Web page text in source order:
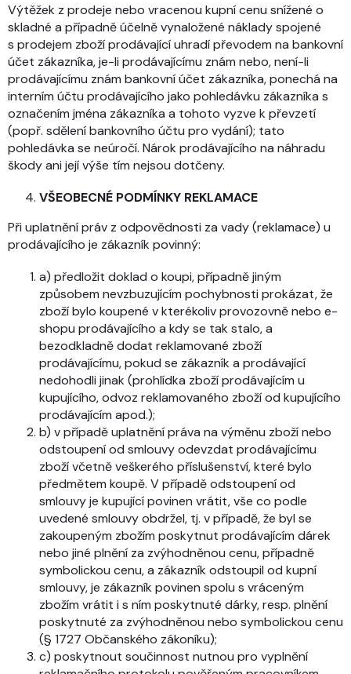
Výtěžek z prodeje nebo vracenou kupní cenu snížené o
skladné a případně účelně vynaložené náklady spojené
s prodejem zboží prodávající uhradí převodem na bankovní
účet zákazníka, je-li prodávajícímu znám nebo, není-li
prodávajícímu znám bankovní účet zákazníka, ponechá na
interním účtu prodávajícího jako pohledávku zákazníka s
označením jména zákazníka a tohoto vyzve k převzetí
(popř. sdělení bankovního účtu pro vydání); tato
pohledávka se neúročí. Nárok prodávajícího na náhradu
škody ani její výše tím nejsou dotčeny.
VŠEOBECNÉ PODMÍNKY REKLAMACE
Při uplatnění práv z odpovědnosti za vady (reklamace) u
prodávajícího je zákazník povinný:
a) předložit doklad o koupi, případně jiným
způsobem nevzbuzujícím pochybnosti prokázat, že
zboží bylo koupené v kterékoliv provozovně nebo e-
shopu prodávajícího a kdy se tak stalo, a
bezodkladně dodat reklamované zboží
prodávajícímu, pokud se zákazník a prodávající
nedohodli jinak (prohlídka zboží prodávajícím u
kupujícího, odvoz reklamovaného zboží od kupujícího
prodávajícím apod.);
b) v případě uplatnění práva na výměnu zboží nebo
odstoupení od smlouvy odevzdat prodávajícímu
zboží včetně veškerého příslušenství, které bylo
předmětem koupě. V případě odstoupení od
smlouvy je kupující povinen vrátit, vše co podle
uvedené smlouvy obdržel, tj. v případě, že byl se
zakoupeným zbožím poskytnut prodávajícím dárek
nebo jiné plnění za zvýhodněnou cenu, případně
symbolickou cenu, a zákazník odstoupil od kupní
smlouvy, je zákazník povinen spolu s vráceným
zbožím vrátit i s ním poskytnuté dárky, resp. plnění
poskytnuté za zvýhodněnou nebo symbolickou cenu
(§ 1727 Občanského zákoníku);
c) poskytnout součinnost nutnou pro vyplnění